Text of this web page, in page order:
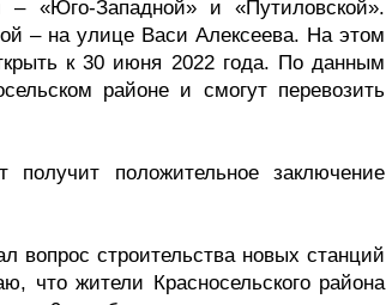
«Юго-Западной» и «Путиловской».
– на улице Васи Алексеева. На этом
к 30 июня 2022 года. По данным
районе и смогут перевозить
получит положительное заключение
вопрос строительства новых станций
что жители Красносельского района